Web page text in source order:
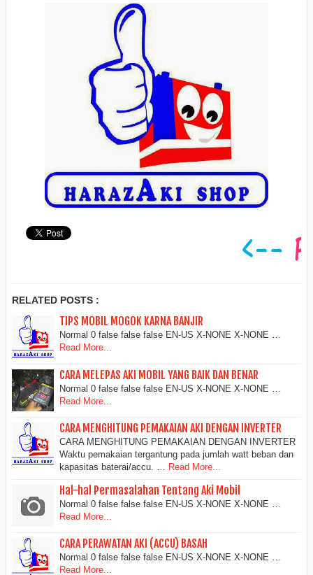
RELATED POSTS :
TIPS MOBIL MOGOK KARNA BANJIR
Normal 0 false false false EN-US X-NONE X-NONE …
Read More...
CARA MELEPAS AKI MOBIL YANG BAIK DAN BENAR
Normal 0 false false false EN-US X-NONE X-NONE …
Read More...
CARA MENGHITUNG PEMAKAIAN AKI DENGAN INVERTER
CARA MENGHITUNG PEMAKAIAN DENGAN INVERTER
Waktu pemakaian tergantung pada jumlah watt beban dan
kapasitas baterai/accu. …
Read More...
Hal-hal Permasalahan Tentang Aki Mobil
Normal 0 false false false EN-US X-NONE X-NONE …
Read More...
CARA PERAWATAN AKI (ACCU) BASAH
Normal 0 false false false EN-US X-NONE X-NONE …
Read More...